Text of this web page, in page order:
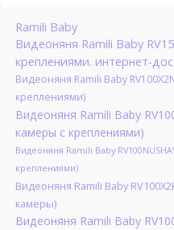
Ramili Baby
Видеоняня Ramili Baby
креплениями. интернет-
Видеоняня Ramili Baby
креплениями)
Видеоняня Ramili Baby
камеры с креплениями)
Видеоняня Ramili Baby
креплениями)
Видеоняня Ramili Baby
камеры)
Видеоняня Ramili Baby